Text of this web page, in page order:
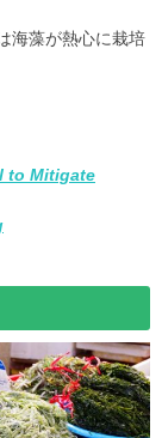
海藻が熱心に栽培
to Mitigate